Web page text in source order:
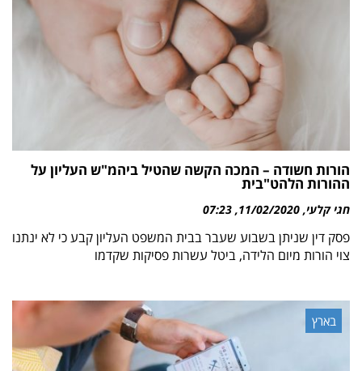
הורות חשודה – המכה הקשה שהטיל ביהמ"ש העליון על
ההורות הלהט"בית
חגי קלעי 11/02/2020
07:23
פסק דין שניתן בשבוע שעבר בבית המשפט העליון קבע כי לא ינתנו
צוי הורות מיום הלידה, ביטל עשרות פסיקות שקדמו
בארץ